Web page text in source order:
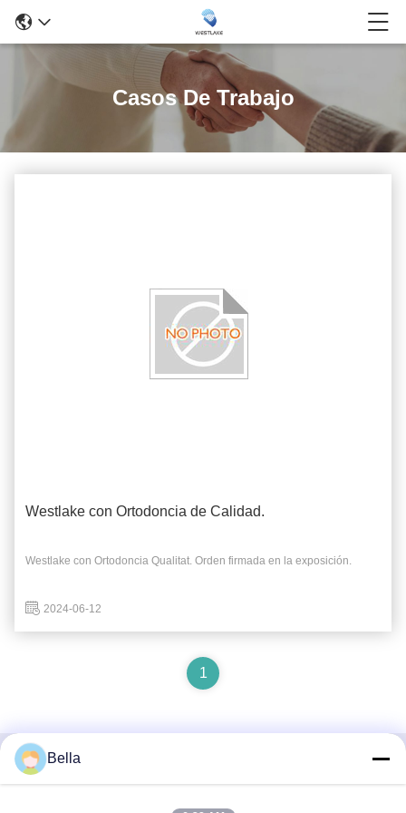
Casos De Trabajo
Westlake con Ortodoncia de Calidad.
Westlake con Ortodoncia Qualitat. Orden firmada en la exposición.
2024-06-12
1
Contacto rápido
Bella